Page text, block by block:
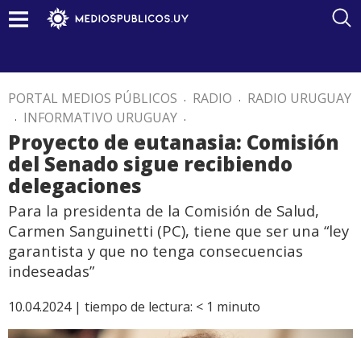
PORTAL MEDIOS PÚBLICOS . RADIO . RADIO URUGUAY
. INFORMATIVO URUGUAY .
Proyecto de eutanasia: Comisión
del Senado sigue recibiendo
delegaciones
Para la presidenta de la Comisión de Salud,
Carmen Sanguinetti (PC), tiene que ser una “ley
garantista y que no tenga consecuencias
indeseadas”
10.04.2024 | tiempo de lectura: < 1 minuto